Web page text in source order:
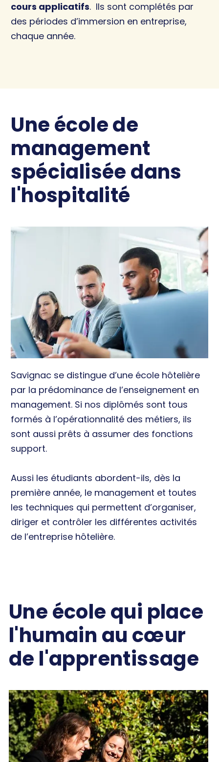
cours applicatifs. Ils sont complétés par
des périodes d’immersion en entreprise,
chaque année.
Une école de
management
spécialisée dans
l'hospitalité
Savignac se distingue d’une école hôtelière
par la prédominance de l’enseignement en
management. Si nos diplômés sont tous
formés à l’opérationnalité des métiers, ils
sont aussi prêts à assumer des fonctions
support.
Aussi les étudiants abordent-ils, dès la
première année, le management et toutes
les techniques qui permettent d’organiser,
diriger et contrôler les différentes activités
de l’entreprise hôtelière.
Une école qui place
l'humain au cœur
de l'apprentissage